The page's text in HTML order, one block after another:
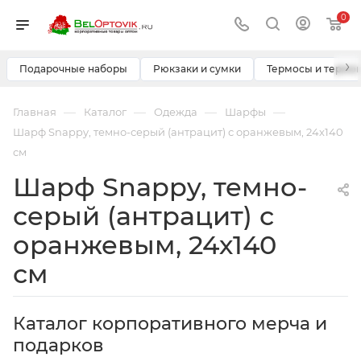
0
Подарочные наборы Рюкзаки и сумки Термосы и ›
Главная — Каталог — Одежда — Шарфы —
Шарф Snappy, темно-серый (антрацит) с оранжевым, 24х140
см
Шарф Snappy, темно-
серый (антрацит) с
оранжевым, 24х140
см
Каталог корпоративного мерча и
подарков